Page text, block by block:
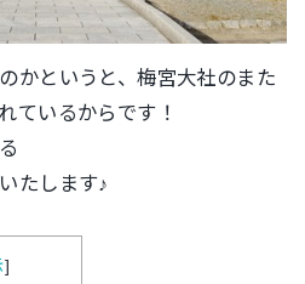
かというと、梅宮大社のまた
ているからです！
たします♪
]